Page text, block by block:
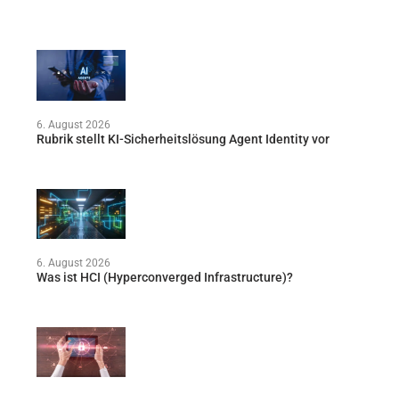
6. August 2026
Rubrik stellt KI-Sicherheitslösung Agent Identity vor
6. August 2026
Was ist HCI (Hyperconverged Infrastructure)?